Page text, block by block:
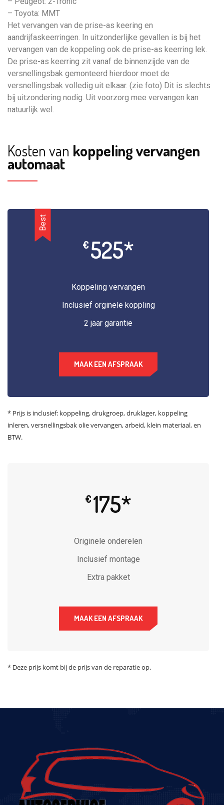
– Toyota: MMT
Het vervangen van de prise-as keering en
aandrijfaskeerringen. In uitzonderlijke gevallen is bij het
vervangen van de koppeling ook de prise-as keerring lek.
De prise-as keerring zit vanaf de binnenzijde van de
versnellingsbak gemonteerd hierdoor moet de
versnellingsbak volledig uit elkaar. (zie foto) Dit is slechts
bij uitzondering nodig. Uit voorzorg mee vervangen kan
natuurlijk wel.
Kosten van koppeling vervangen
automaat
Best
€525*
Koppeling vervangen
Inclusief orginele koppling
2 jaar garantie
MAAK EEN AFSPRAAK
* Prijs is inclusief: koppeling, drukgroep, druklager, koppeling
inleren, versnellingsbak olie vervangen, arbeid, klein materiaal, en
BTW.
€175*
Originele onderelen
Inclusief montage
Extra pakket
MAAK EEN AFSPRAAK
* Deze prijs komt bij de prijs van de reparatie op.